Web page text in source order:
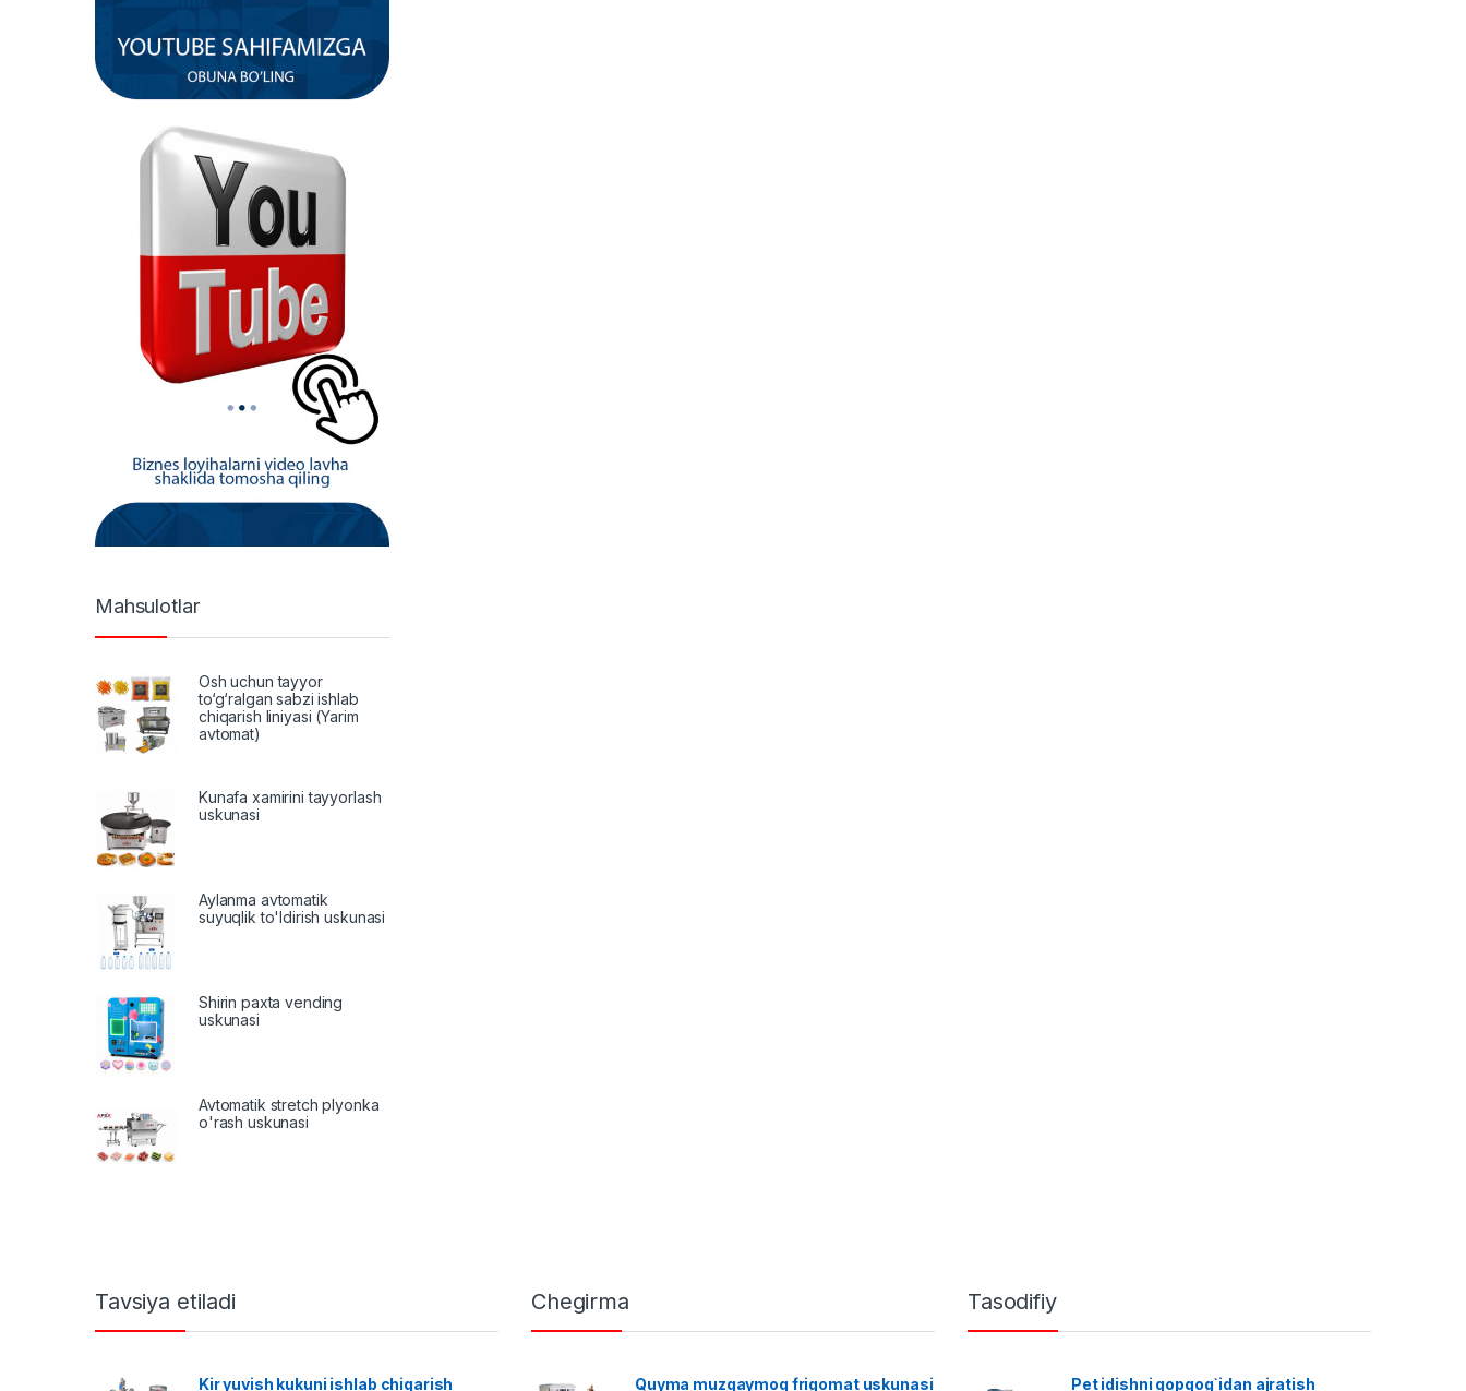
Mahsulotlar
Osh uchun tayyor
to‘g‘ralgan sabzi ishlab
chiqarish liniyasi (Yarim
avtomat)
Kunafa xamirini tayyorlash
uskunasi
Aylanma avtomatik
suyuqlik to'ldirish uskunasi
Shirin paxta vending
uskunasi
Avtomatik stretch plyonka
o'rash uskunasi
Tavsiya etiladi
Kir yuvish kukuni ishlab chiqarish
Chegirma
Quyma muzqaymoq frigomat uskunasi
Tasodifiy
Pet idishni qopqog`idan ajratish